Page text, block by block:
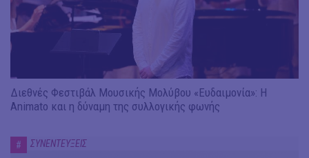
Διεθνές Φεστιβάλ Μουσικής Μολύβου «Ευδαιμονία»: Η
Animato και η δύναμη της συλλογικής φωνής
# ΣΥΝΕΝΤΕΥΞΕΙΣ